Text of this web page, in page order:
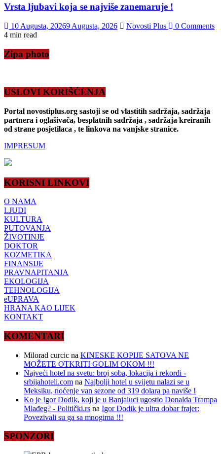
Vrsta ljubavi koja se najviše zanemaruje !
10 Augusta, 20269 Augusta, 2026 Novosti Plus
0 Comments
4 min read
Zipa photo
USLOVI KORIŠĆENJA
Portal novostiplus.org sastoji se od vlastitih sadržaja, sadržaja
partnera i oglašivača, besplatnih sadržaja , sadržaja kreiranih
od strane posjetilaca , te linkova na vanjske stranice.
IMPRESUM
KORISNI LINKOVI
O NAMA
LJUDI
KULTURA
PUTOVANJA
ŽIVOTINJE
DOKTOR
KOZMETIKA
FINANSIJE
PRAVNAPITANJA
EKOLOGIJA
TEHNOLOGIJA
eUPRAVA
HRANA KAO LIJEK
KONTAKT
KOMENTARI
Milorad curcic na KINESKE KOPIJE SATOVA NE
MOŽETE OTKRITI GOLIM OKOM !!!
Najveći hotel na svetu: broj soba, lokacija i rekordi -
srbijahoteli.com na Najbolji hotel u svijetu nalazi se u
Meksiku, noćenje van sezone od 319 dolara pa naviše !
Ko je Igor Dodik, koji je u Banjaluci ugostio Donalda Trampa
Mlađeg? - Politički.rs na Igor Dodik je ultra dobar frajer:
Povezivali su ga sa mnogima !!!
SPONZORI